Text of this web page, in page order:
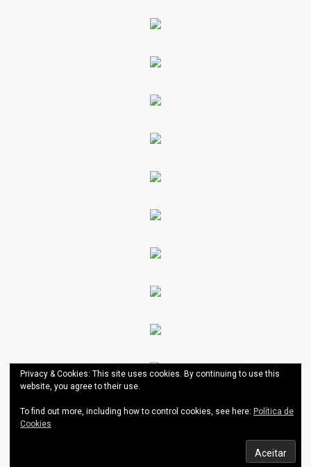
Privacy & Cookies: This site uses cookies. By continuing to use this
website, you agree to their use.
To find out more, including how to control cookies, see here: Política de
Cookies
Política de Privacidade do Portal